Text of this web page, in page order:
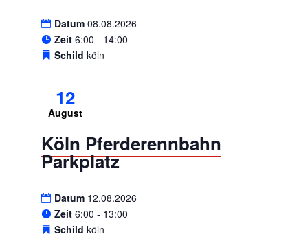
Datum 08.08.2026
Zeit 6:00 - 14:00
Schild köln
12
August
Köln Pferderennbahn
Parkplatz
Datum 12.08.2026
Zeit 6:00 - 13:00
Schild köln